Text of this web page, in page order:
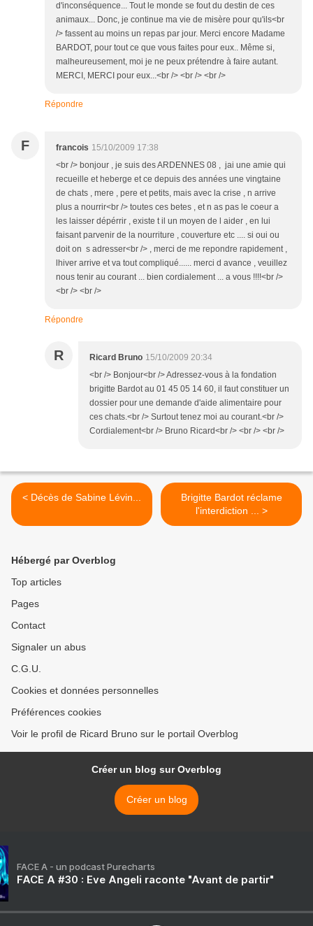
d'inconséquence... Tout le monde se fout du destin de ces
animaux... Donc, je continue ma vie de misère pour qu'ils<br
/> fassent au moins un repas par jour. Merci encore Madame
BARDOT, pour tout ce que vous faites pour eux.. Même si,
malheureusement, moi je ne peux prétendre à faire autant.
MERCI, MERCI pour eux...<br /> <br /> <br />
Répondre
F francois 15/10/2009 17:38
<br /> bonjour , je suis des ARDENNES 08 , jai une amie qui
recueille et heberge et ce depuis des années une vingtaine
de chats , mere , pere et petits, mais avec la crise , n arrive
plus a nourrir<br /> toutes ces betes , et n as pas le coeur a
les laisser dépérrir , existe t il un moyen de l aider , en lui
faisant parvenir de la nourriture , couverture etc .... si oui ou
doit on s adresser<br /> , merci de me repondre rapidement ,
lhiver arrive et va tout compliqué...... merci d avance , veuillez
nous tenir au courant ... bien cordialement ... a vous !!!!<br />
<br /> <br />
Répondre
R Ricard Bruno 15/10/2009 20:34
<br /> Bonjour<br /> Adressez-vous à la fondation
brigitte Bardot au 01 45 05 14 60, il faut constituer un
dossier pour une demande d'aide alimentaire pour
ces chats.<br /> Surtout tenez moi au courant.<br />
Cordialement<br /> Bruno Ricard<br /> <br /> <br />
< Décès de Sabine Lévin...
Brigitte Bardot réclame
l'interdiction ... >
Hébergé par Overblog
Top articles
Pages
Contact
Signaler un abus
C.G.U.
Cookies et données personnelles
Préférences cookies
Voir le profil de Ricard Bruno sur le portail Overblog
Créer un blog sur Overblog
Créer un blog
FACE A - un podcast Purecharts
FACE A #30 : Eve Angeli raconte "Avant de partir"